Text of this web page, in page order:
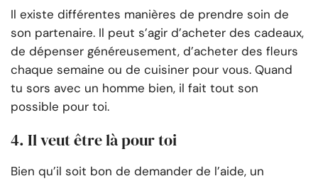
Il existe différentes manières de prendre soin de
son partenaire. Il peut s’agir d’acheter des cadeaux,
de dépenser généreusement, d’acheter des fleurs
chaque semaine ou de cuisiner pour vous. Quand
tu sors avec un homme bien, il fait tout son
possible pour toi.
4. Il veut être là pour toi
Bien qu’il soit bon de demander de l’aide, un